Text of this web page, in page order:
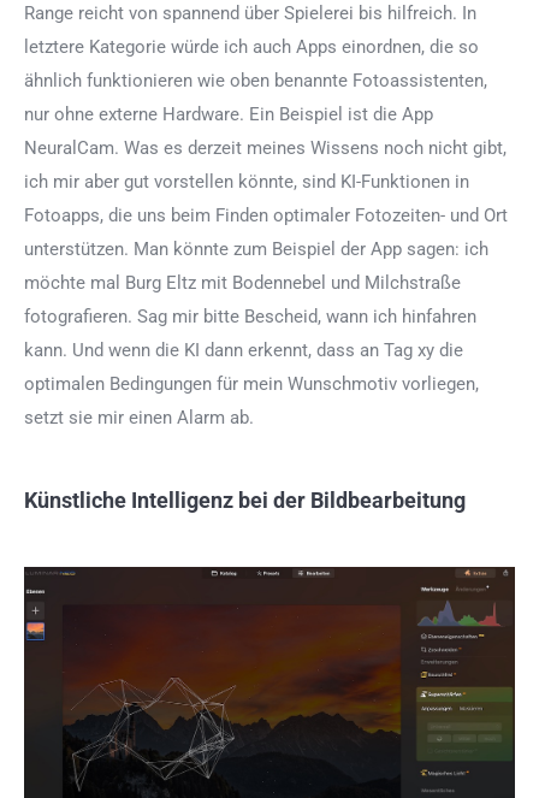
Range reicht von spannend über Spielerei bis hilfreich. In
letztere Kategorie würde ich auch Apps einordnen, die so
ähnlich funktionieren wie oben benannte Fotoassistenten,
nur ohne externe Hardware. Ein Beispiel ist die App
NeuralCam. Was es derzeit meines Wissens noch nicht gibt,
ich mir aber gut vorstellen könnte, sind KI-Funktionen in
Fotoapps, die uns beim Finden optimaler Fotozeiten- und Ort
unterstützen. Man könnte zum Beispiel der App sagen: ich
möchte mal Burg Eltz mit Bodennebel und Milchstraße
fotografieren. Sag mir bitte Bescheid, wann ich hinfahren
kann. Und wenn die KI dann erkennt, dass an Tag xy die
optimalen Bedingungen für mein Wunschmotiv vorliegen,
setzt sie mir einen Alarm ab.
Künstliche Intelligenz bei der Bildbearbeitung